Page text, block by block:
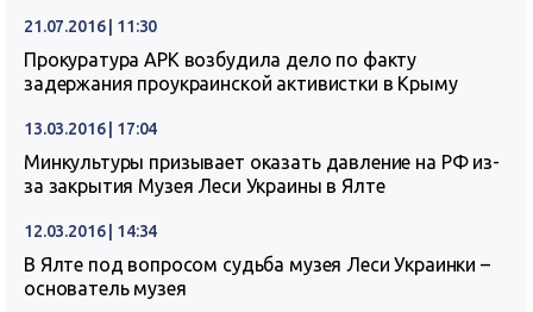
21.07.2016 | 11:30
Прокуратура АРК возбудила дело по факту
задержания проукраинской активистки в Крыму
13.03.2016 | 17:04
Минкультуры призывает оказать давление на РФ из-
за закрытия Музея Леси Украины в Ялте
12.03.2016 | 14:34
В Ялте под вопросом судьба музея Леси Украинки –
основатель музея